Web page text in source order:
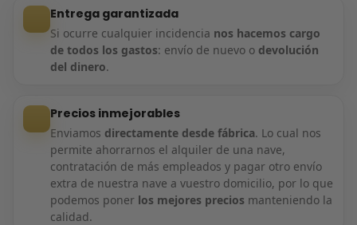
Entrega garantizada
Si ocurre cualquier incidencia nos hacemos cargo
de todos los gastos: envío de nuevo o devolución
del dinero.
Precios inmejorables
Enviamos directamente desde fábrica. Lo cual nos
permite ahorrarnos el alquiler de una nave,
contratación de más empleados y pagar otro envío
extra de nuestra nave a vuestro domicilio, por lo que
podemos poner los mejores precios manteniendo la
calidad.